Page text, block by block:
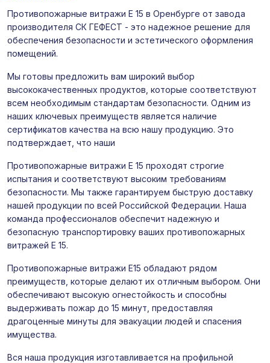
Противопожарные витражи E 15 в Оренбурге от завода
производителя СК ГЕФЕСТ - это надежное решение для
обеспечения безопасности и эстетического оформления
помещений.
Мы готовы предложить вам широкий выбор
высококачественных продуктов, которые соответствуют
всем необходимым стандартам безопасности. Одним из
наших ключевых преимуществ является наличие
сертификатов качества на всю нашу продукцию. Это
подтверждает, что наши
Противопожарные витражи E 15 проходят строгие
испытания и соответствуют высоким требованиям
безопасности. Мы также гарантируем быструю доставку
нашей продукции по всей Российской Федерации. Наша
команда профессионалов обеспечит надежную и
безопасную транспортировку ваших противопожарных
витражей E 15.
Противопожарные витражи E15 обладают рядом
преимуществ, которые делают их отличным выбором. Они
обеспечивают высокую огнестойкость и способны
выдерживать пожар до 15 минут, предоставляя
драгоценные минуты для эвакуации людей и спасения
имущества.
Вся наша продукция изготавливается на профильной